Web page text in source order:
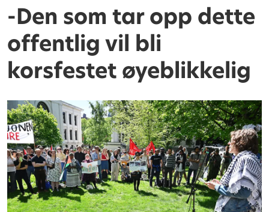
-Den som tar opp dette
offentlig vil bli
korsfestet øyeblikkelig